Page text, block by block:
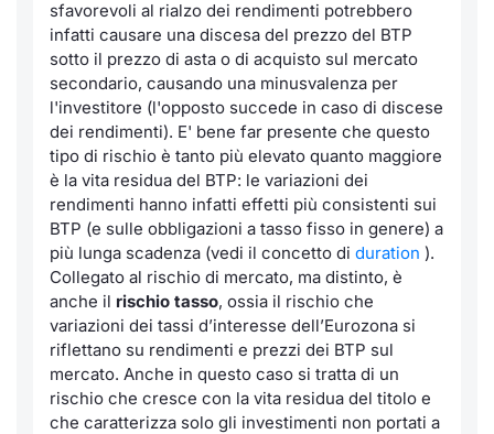
sfavorevoli al rialzo dei rendimenti potrebbero
infatti causare una discesa del prezzo del BTP
sotto il prezzo di asta o di acquisto sul mercato
secondario, causando una minusvalenza per
l'investitore (l'opposto succede in caso di discese
dei rendimenti). E' bene far presente che questo
tipo di rischio è tanto più elevato quanto maggiore
è la vita residua del BTP: le variazioni dei
rendimenti hanno infatti effetti più consistenti sui
BTP (e sulle obbligazioni a tasso fisso in genere) a
più lunga scadenza (vedi il concetto di duration ).
Collegato al rischio di mercato, ma distinto, è
anche il rischio tasso, ossia il rischio che
variazioni dei tassi d’interesse dell’Eurozona si
riflettano su rendimenti e prezzi dei BTP sul
mercato. Anche in questo caso si tratta di un
rischio che cresce con la vita residua del titolo e
che caratterizza solo gli investimenti non portati a